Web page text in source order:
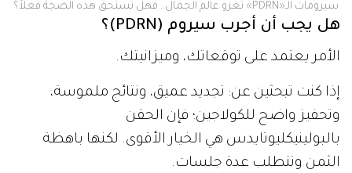
سيرومات الـ«PDRN» تغزو عالم الجمال.. فهل تستحق هذه الضجة فعلاً؟
هل يجب أن أجرب سيروم (PDRN)؟
الأمر يعتمد على توقعاتك، وميزانيتك.
إذا كنت تبحثين عن: تجديد عميق، ونتائج ملموسة،
وتحفيز واضح للكولاجين؛ فإن الحقن
بالبولينيكليوتايدس هي الخيار الأقوى. لكنها باهظة
الثمن وتتطلب عدة جلسات.